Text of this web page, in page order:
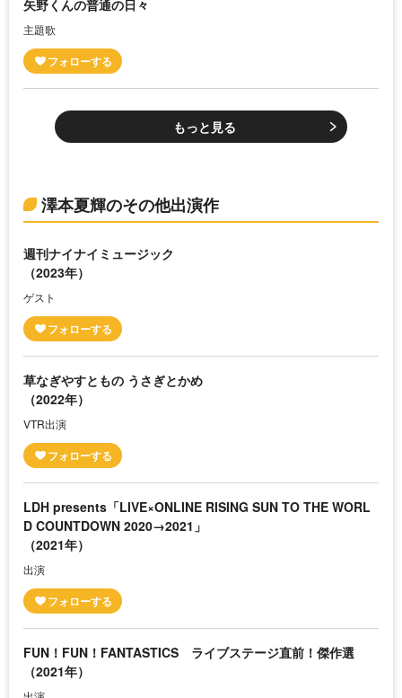
矢野くんの普通の日々
主題歌
もっと見る
澤本夏輝のその他出演作
週刊ナイナイミュージック
（2023年）
ゲスト
草なぎやすともの うさぎとかめ
（2022年）
VTR出演
LDH presents「LIVE×ONLINE RISING SUN TO THE WORL
D COUNTDOWN 2020→2021」
（2021年）
出演
FUN！FUN！FANTASTICS ライブステージ直前！傑作選
（2021年）